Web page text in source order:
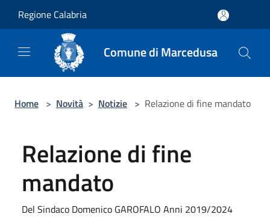
Regione Calabria
Comune di Marcedusa
Home > Novità > Notizie > Relazione di fine mandato
Relazione di fine
mandato
Del Sindaco Domenico GAROFALO Anni 2019/2024